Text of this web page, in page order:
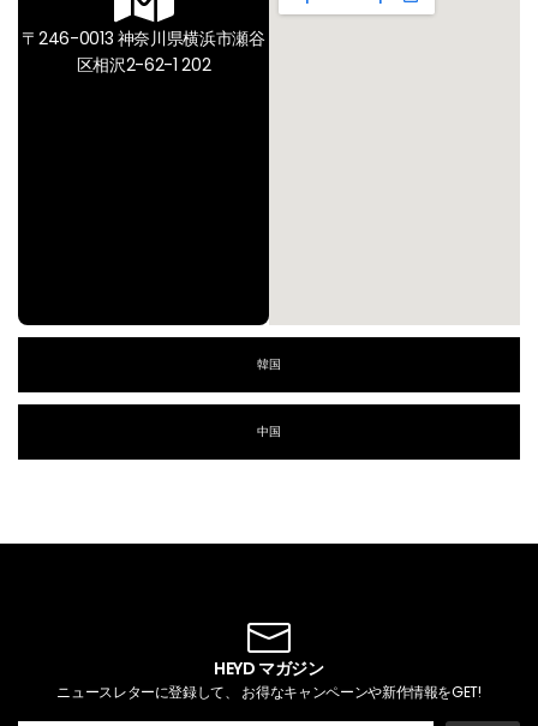
韓国
中国
〒246-0013 神奈川県横浜市瀬谷
区相沢2-62-1 202
HEYD マガジン
ニュースレターに登録して、 お得なキャンペーンや新作情報をGET!